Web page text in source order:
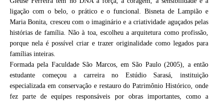
ligação com o belo, o prático e o funcional. Bisneta de Lampião e
Maria Bonita, cresceu com o imaginário e a criatividade aguçados pelas
histórias de família. Não à toa, escolheu a arquitetura como profissão,
porque nela é possível criar e trazer originalidade como legados para
famílias inteiras.
Formada pela Faculdade São Marcos, em São Paulo (2005), a então
estudante começou a carreira no Estúdio Sarasá, instituição
especializada em conservação e restauro do Patrimônio Histórico, onde
fez parte de equipes responsáveis por obras importantes, como a